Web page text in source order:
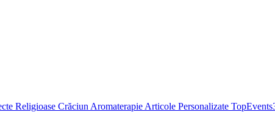
Religioase Crăciun Aromaterapie Articole Personalizate